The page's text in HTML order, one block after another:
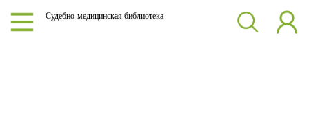
Судебно-медицинская библиотека